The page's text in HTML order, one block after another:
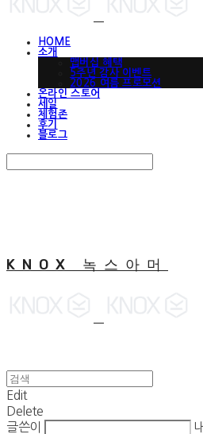
HOME
소개
맵버십 혜택
5주년 감사 이벤트
2026 여름 프로모션
온라인 스토어
세일
체험존
후기
블로그
KNOX 녹스아머
Edit
Delete
글쓴이